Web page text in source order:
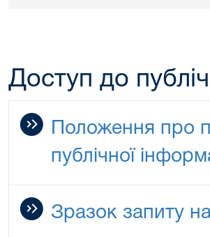
Доступ до
Положення про
публічної
Зразок запиту